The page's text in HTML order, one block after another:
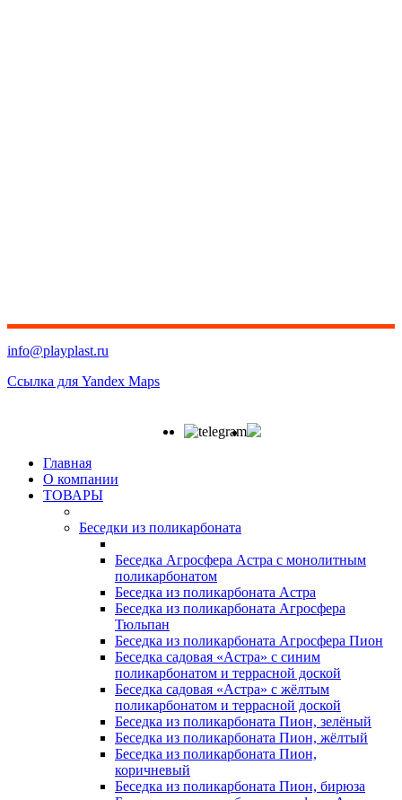
info@playplast.ru
Ссылка для Yandex Maps
Главная
О компании
ТОВАРЫ
Беседки из поликарбоната
Беседка Агросфера Астра с монолитным
поликарбонатом
Беседка из поликарбоната Астра
Беседка из поликарбоната Агросфера
Тюльпан
Беседка из поликарбоната Агросфера Пион
Беседка садовая «Астра» с синим
поликарбонатом и террасной доской
Беседка садовая «Астра» с жёлтым
поликарбонатом и террасной доской
Беседка из поликарбоната Пион, зелёный
Беседка из поликарбоната Пион, жёлтый
Беседка из поликарбоната Пион,
коричневый
Беседка из поликарбоната Пион, бирюза